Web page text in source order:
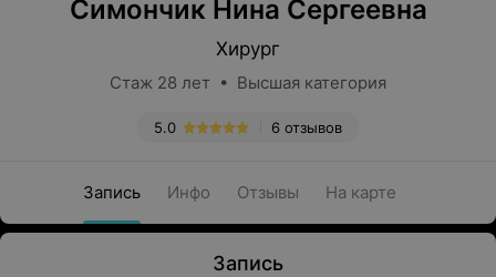
Симончик Нина Сергеевна
Хирург
Стаж 28 лет • Высшая категория
6 отзывов
5.0
Запись Инфо Отзывы На карте
Запись